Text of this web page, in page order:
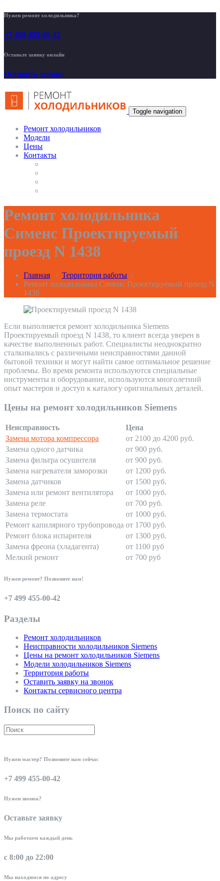
Нужен ремонт холодильника?
+7 499 455-00-42
Оставьте заявку онлайн
Оставить заявку
Toggle navigation
Ремонт холодильников
Модели
Цены
Контакты
Ремонт холодильника
Сименс Проектируемый
проезд N 1438
Главная / Территория работы /
Ремонт холодильника Сименс Проектируемый проезд N
1438
Если выполняется ремонт холодильника Siemens
Проектируемый проезд N 1438, то клиент всегда уверен в
качестве выполненных работ. Специалисты неоднократно
сталкивались с различными неисправностями данной
бытовой техники и могут найти самое оптимальное решение
проблемы. Во время ремонта используются специальные
инструменты и оборудование, используются многолетний
опыт мастеров и доступ к каталогу оригинальных деталей.
Цены на ремонт холодильников Siemens
Неисправность
Цена
Замена мотора компрессора
от 2100 до 4200 руб.
Замена одного датчика
от 900 руб.
Замена фильтра осушителя
от 900 руб.
Замена нагревателя заморозки
от 1200 руб.
Замена датчиков
от 1500 руб.
Замена или ремонт вентилятора
от 1000 руб.
Замена реле
от 700 руб.
Замена термостата
от 1000 руб.
Ремонт капилярного трубопровода от 1700 руб.
Ремонт блока испарителя
от 1300 руб.
Замена фреона (хладагента)
от 1100 руб
Мелкий ремонт
от 700 руб
Нужен ремонт? Позвоните нам!
+7 499 455-00-42
Разделы
Ремонт холодильников
Неисправности холодильников Siemens
Цены на ремонт холодильников Siemens
Модели холодильников Siemens
Территория работы
Оставить заявку на звонок
Контакты сервисного центра
Поиск по сайту
Нужен мастер? Позвоните нам сейчас
+7 499 455-00-42
Нужен звонок?
Оставьте заявку
Мы работаем каждый день
с 8:00 до 22:00
Мы находимся по адресу